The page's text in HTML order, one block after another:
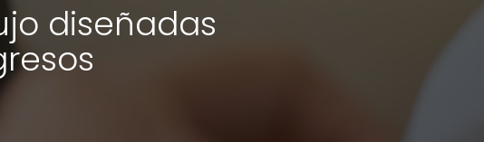
diseñadas